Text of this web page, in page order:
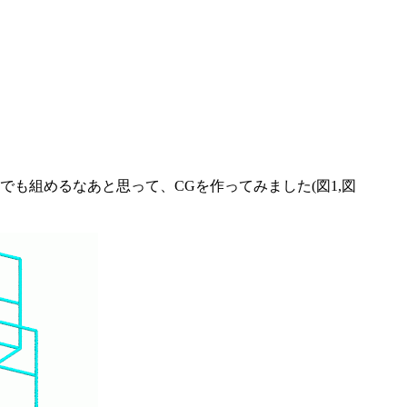
組めるなあと思って、CGを作ってみました(図1,図